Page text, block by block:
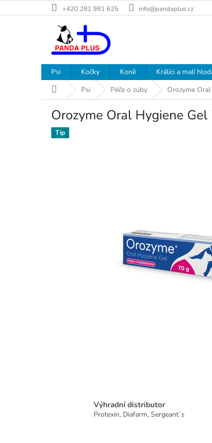
na
+420 281 981 625 info@pandaplus.cz
Psi Kočky Koně Králíci a malí
Domů Psi Péče o zuby Orozyme
Orozyme Oral Hygiene
Tip
Výhradní distributor
Protexin, Diafarm, Sergeant´s